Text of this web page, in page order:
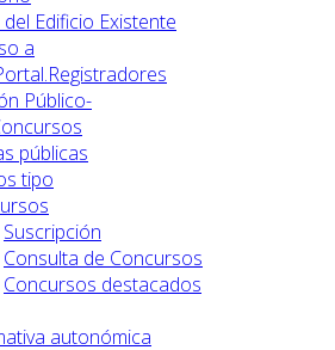
Edificio Existente
a
Público-
públicas
tipo
Suscripción
Consulta de Concursos
Concursos destacados
autonómica